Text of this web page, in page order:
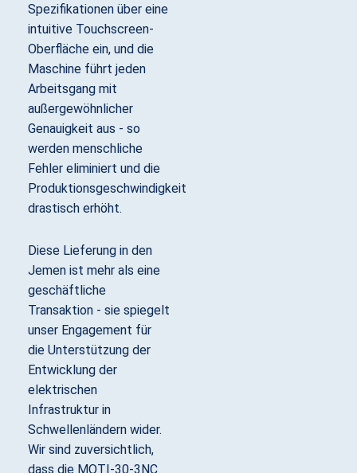
Spezifikationen über eine
intuitive Touchscreen-
Oberfläche ein, und die
Maschine führt jeden
Arbeitsgang mit
außergewöhnlicher
Genauigkeit aus - so
werden menschliche
Fehler eliminiert und die
Produktionsgeschwindigkeit
drastisch erhöht.
Diese Lieferung in den
Jemen ist mehr als eine
geschäftliche
Transaktion - sie spiegelt
unser Engagement für
die Unterstützung der
Entwicklung der
elektrischen
Infrastruktur in
Schwellenländern wider.
Wir sind zuversichtlich,
dass die MOTI-30-3NC